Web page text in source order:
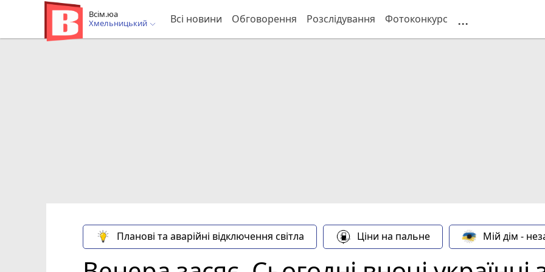
Всім.юа
Хмельницький
Всі новини Обговорення Розслідування Фотоконкурс ...
Планові та аварійні відключення світла Ціни на пальне Мій дім -